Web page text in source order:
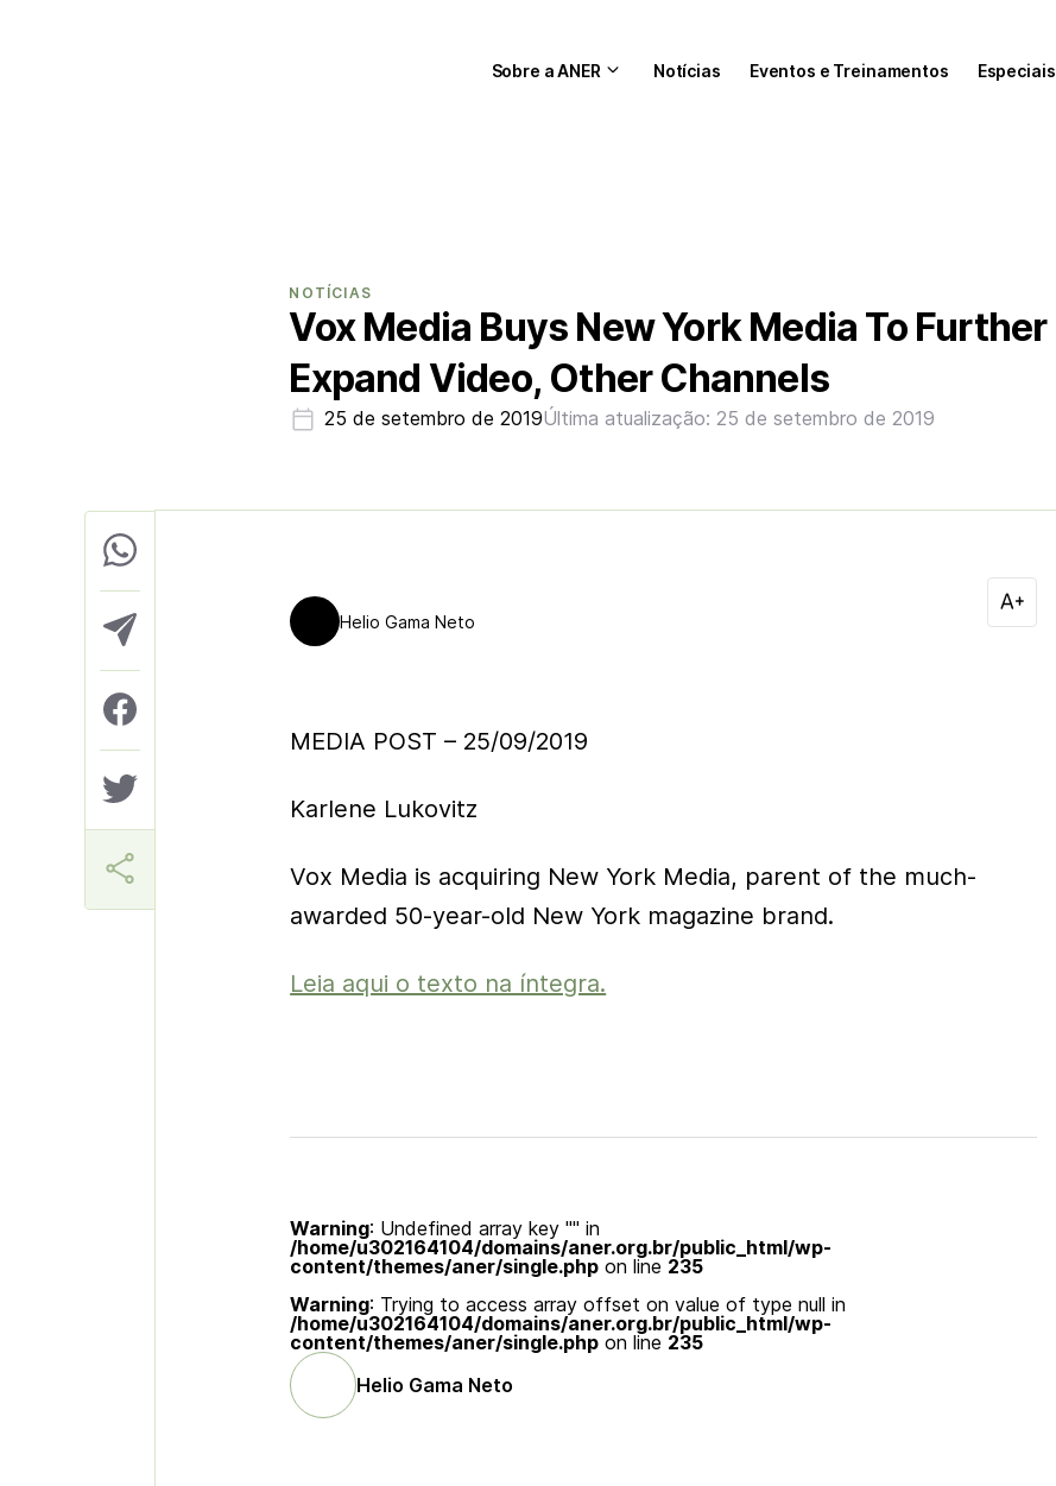
Sobre a ANER Notícias Eventos e Treinamentos Especiais
NOTÍCIAS
Vox Media Buys New York Media To Further
Expand Video, Other Channels
25 de setembro de 2019Última atualização: 25 de setembro de 2019
Helio Gama Neto
MEDIA POST – 25/09/2019
Karlene Lukovitz
Vox Media is acquiring New York Media, parent of the much-
awarded 50-year-old New York magazine brand.
Leia aqui o texto na íntegra.
Warning: Undefined array key "" in
/home/u302164104/domains/aner.org.br/public_html/wp-
content/themes/aner/single.php on line 235
Warning: Trying to access array offset on value of type null in
/home/u302164104/domains/aner.org.br/public_html/wp-
content/themes/aner/single.php on line 235
Helio Gama Neto